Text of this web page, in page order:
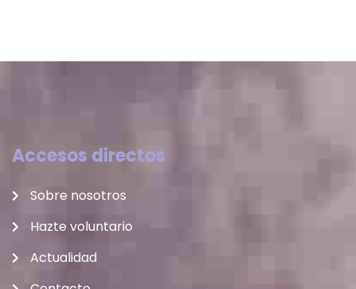
Accesos directos
Sobre nosotros
Hazte voluntario
Actualidad